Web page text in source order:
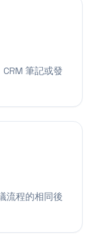
筆記或發
流程的相同後